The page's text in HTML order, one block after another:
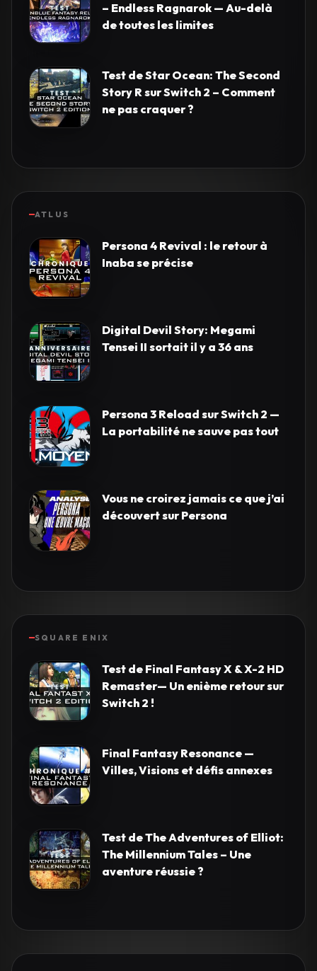
– Endless Ragnarok — Au-delà
de toutes les limites
Test de Star Ocean: The Second
Story R sur Switch 2 – Comment
ne pas craquer ?
ATLUS
Persona 4 Revival : le retour à
Inaba se précise
Digital Devil Story: Megami
Tensei II sortait il y a 36 ans
Persona 3 Reload sur Switch 2 —
La portabilité ne sauve pas tout
Vous ne croirez jamais ce que j’ai
découvert sur Persona
SQUARE ENIX
Test de Final Fantasy X & X-2 HD
Remaster— Un enième retour sur
Switch 2 !
Final Fantasy Resonance —
Villes, Visions et défis annexes
Test de The Adventures of Elliot:
The Millennium Tales – Une
aventure réussie ?